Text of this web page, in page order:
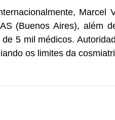
(Buenos Aires), além
5 mil médicos.
os limites da